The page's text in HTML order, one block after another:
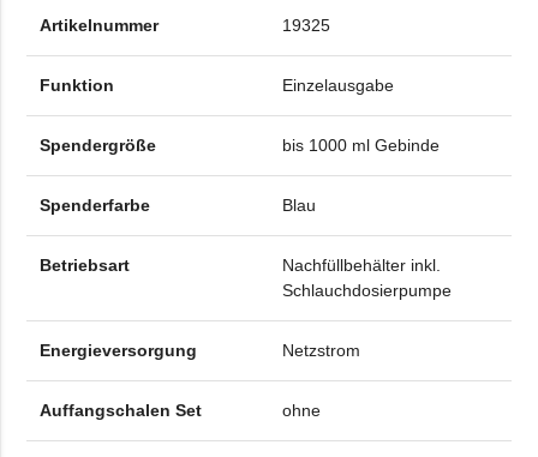
Artikelnummer 19325
Funktion Einzelausgabe
Spendergröße bis 1000 ml Gebinde
Spenderfarbe Blau
Betriebsart
Nachfüllbehälter inkl.
Schlauchdosierpumpe
Energieversorgung Netzstrom
Auffangschalen Set ohne